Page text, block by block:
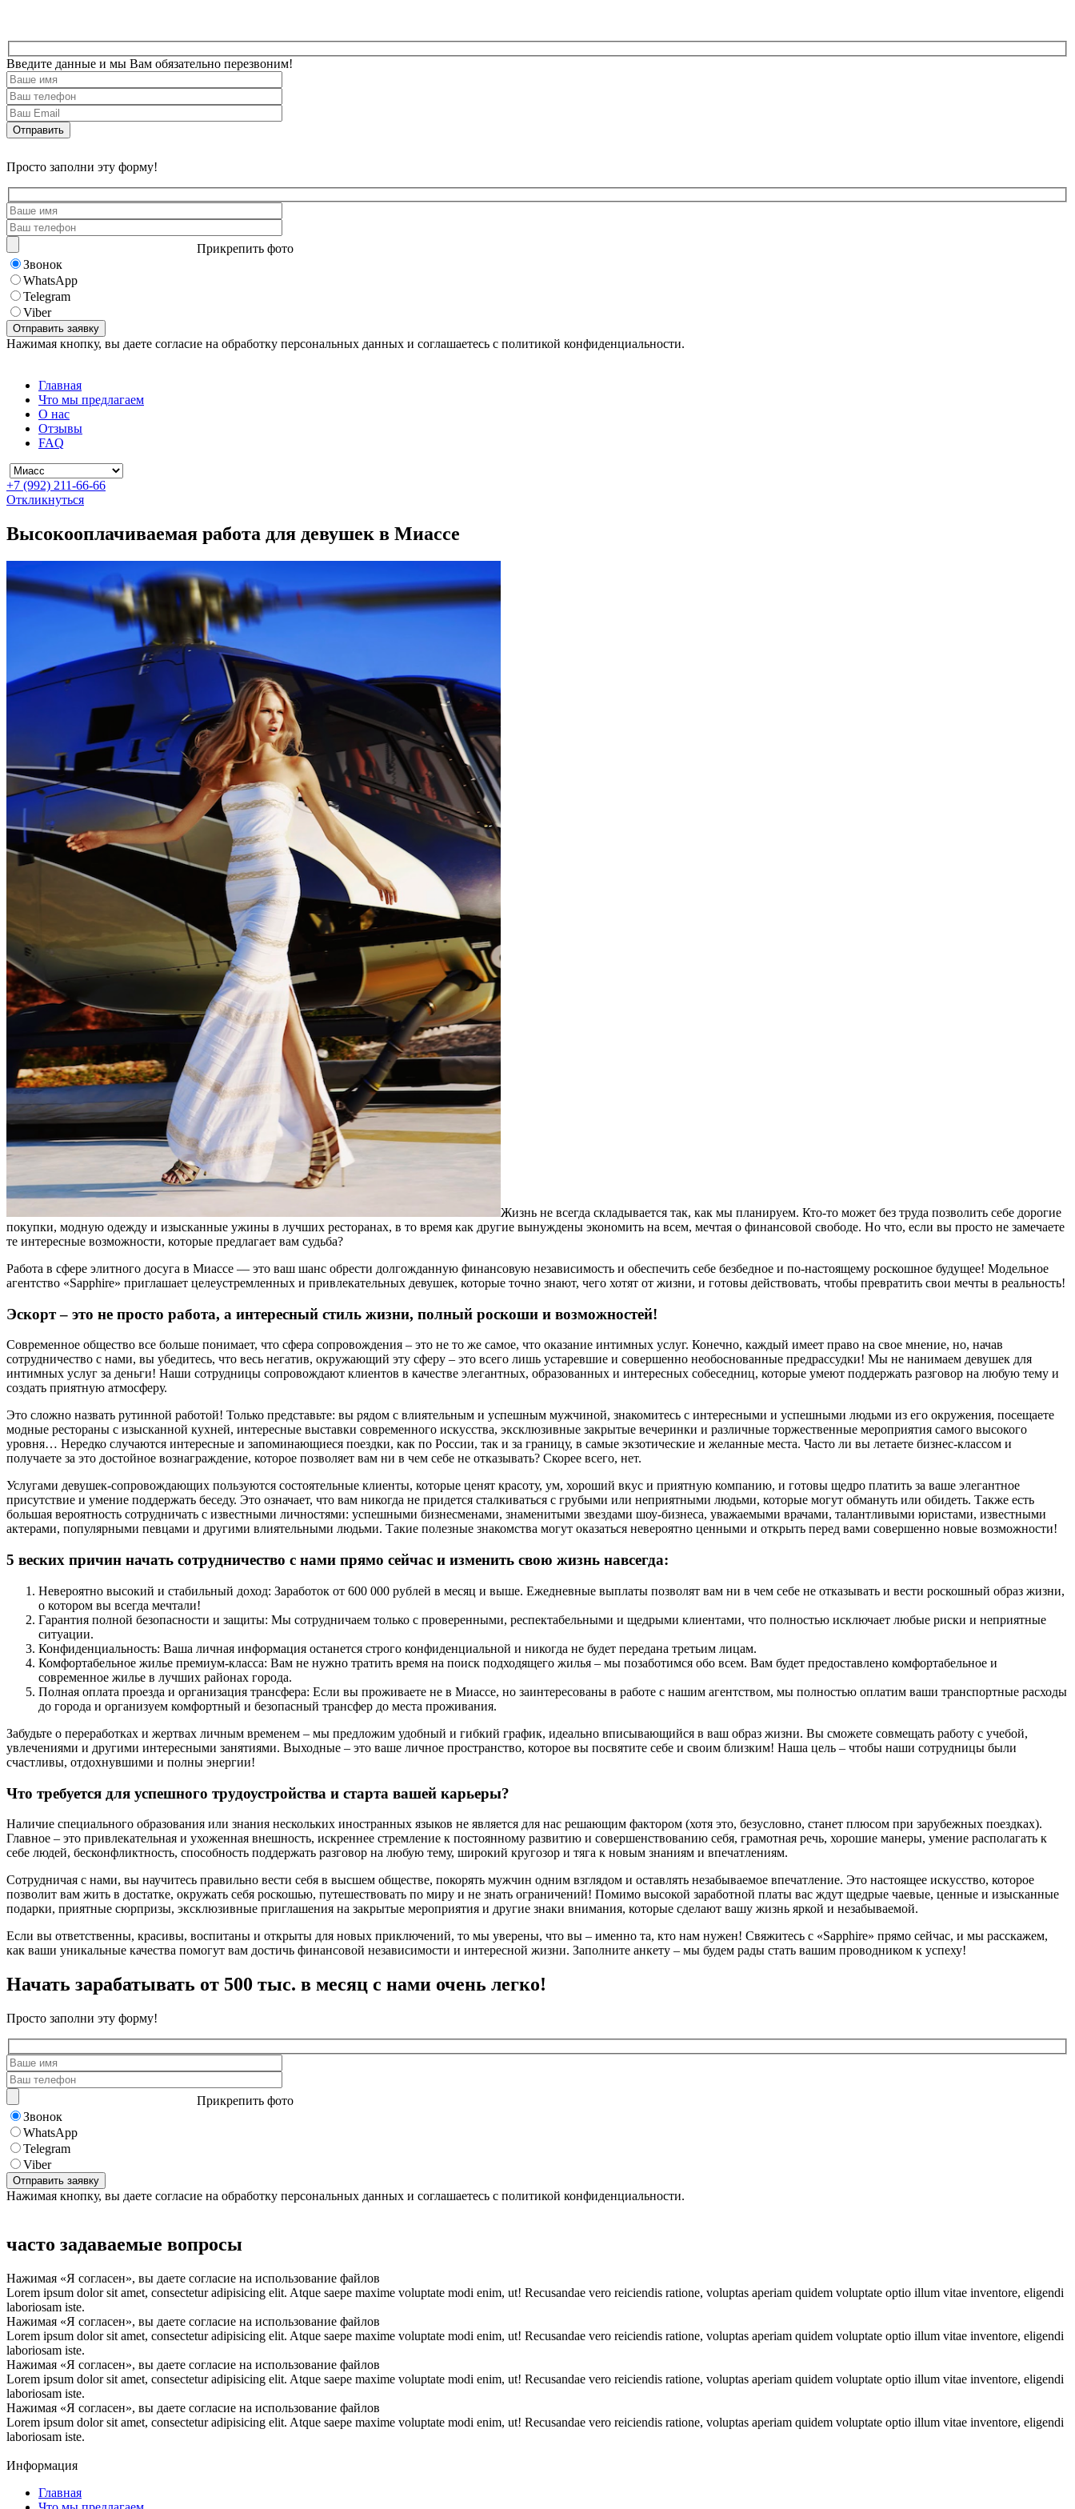
Введите данные и мы Вам обязательно перезвоним!
Просто заполни эту форму!
Прикрепить фото
Звонок
WhatsApp
Telegram
Viber
Нажимая кнопку, вы даете согласие на обработку персональных данных и соглашаетесь с политикой конфиденциальности.
Главная
Что мы предлагаем
О нас
Отзывы
FAQ
+7 (992) 211-66-66
Откликнуться
Высокооплачиваемая работа для девушек в Миассе
Жизнь не всегда складывается так, как мы планируем. Кто-то может без труда позволить себе дорогие
покупки, модную одежду и изысканные ужины в лучших ресторанах, в то время как другие вынуждены экономить на всем, мечтая о финансовой свободе. Но что, если вы просто не замечаете
те интересные возможности, которые предлагает вам судьба?
Работа в сфере элитного досуга в Миассе — это ваш шанс обрести долгожданную финансовую независимость и обеспечить себе безбедное и по-настоящему роскошное будущее! Модельное
агентство «Sapphire» приглашает целеустремленных и привлекательных девушек, которые точно знают, чего хотят от жизни, и готовы действовать, чтобы превратить свои мечты в реальность!
Эскорт – это не просто работа, а интересный стиль жизни, полный роскоши и возможностей!
Современное общество все больше понимает, что сфера сопровождения – это не то же самое, что оказание интимных услуг. Конечно, каждый имеет право на свое мнение, но, начав
сотрудничество с нами, вы убедитесь, что весь негатив, окружающий эту сферу – это всего лишь устаревшие и совершенно необоснованные предрассудки! Мы не нанимаем девушек для
интимных услуг за деньги! Наши сотрудницы сопровождают клиентов в качестве элегантных, образованных и интересных собеседниц, которые умеют поддержать разговор на любую тему и
создать приятную атмосферу.
Это сложно назвать рутинной работой! Только представьте: вы рядом с влиятельным и успешным мужчиной, знакомитесь с интересными и успешными людьми из его окружения, посещаете
модные рестораны с изысканной кухней, интересные выставки современного искусства, эксклюзивные закрытые вечеринки и различные торжественные мероприятия самого высокого
уровня… Нередко случаются интересные и запоминающиеся поездки, как по России, так и за границу, в самые экзотические и желанные места. Часто ли вы летаете бизнес-классом и
получаете за это достойное вознаграждение, которое позволяет вам ни в чем себе не отказывать? Скорее всего, нет.
Услугами девушек-сопровождающих пользуются состоятельные клиенты, которые ценят красоту, ум, хороший вкус и приятную компанию, и готовы щедро платить за ваше элегантное
присутствие и умение поддержать беседу. Это означает, что вам никогда не придется сталкиваться с грубыми или неприятными людьми, которые могут обмануть или обидеть. Также есть
большая вероятность сотрудничать с известными личностями: успешными бизнесменами, знаменитыми звездами шоу-бизнеса, уважаемыми врачами, талантливыми юристами, известными
актерами, популярными певцами и другими влиятельными людьми. Такие полезные знакомства могут оказаться невероятно ценными и открыть перед вами совершенно новые возможности!
5 веских причин начать сотрудничество с нами прямо сейчас и изменить свою жизнь навсегда:
Невероятно высокий и стабильный доход: Заработок от 600 000 рублей в месяц и выше. Ежедневные выплаты позволят вам ни в чем себе не отказывать и вести роскошный образ жизни,
о котором вы всегда мечтали!
Гарантия полной безопасности и защиты: Мы сотрудничаем только с проверенными, респектабельными и щедрыми клиентами, что полностью исключает любые риски и неприятные
ситуации.
Конфиденциальность: Ваша личная информация останется строго конфиденциальной и никогда не будет передана третьим лицам.
Комфортабельное жилье премиум-класса: Вам не нужно тратить время на поиск подходящего жилья – мы позаботимся обо всем. Вам будет предоставлено комфортабельное и
современное жилье в лучших районах города.
Полная оплата проезда и организация трансфера: Если вы проживаете не в Миассе, но заинтересованы в работе с нашим агентством, мы полностью оплатим ваши транспортные расходы
до города и организуем комфортный и безопасный трансфер до места проживания.
Забудьте о переработках и жертвах личным временем – мы предложим удобный и гибкий график, идеально вписывающийся в ваш образ жизни. Вы сможете совмещать работу с учебой,
увлечениями и другими интересными занятиями. Выходные – это ваше личное пространство, которое вы посвятите себе и своим близким! Наша цель – чтобы наши сотрудницы были
счастливы, отдохнувшими и полны энергии!
Что требуется для успешного трудоустройства и старта вашей карьеры?
Наличие специального образования или знания нескольких иностранных языков не является для нас решающим фактором (хотя это, безусловно, станет плюсом при зарубежных поездках).
Главное – это привлекательная и ухоженная внешность, искреннее стремление к постоянному развитию и совершенствованию себя, грамотная речь, хорошие манеры, умение располагать к
себе людей, бесконфликтность, способность поддержать разговор на любую тему, широкий кругозор и тяга к новым знаниям и впечатлениям.
Сотрудничая с нами, вы научитесь правильно вести себя в высшем обществе, покорять мужчин одним взглядом и оставлять незабываемое впечатление. Это настоящее искусство, которое
позволит вам жить в достатке, окружать себя роскошью, путешествовать по миру и не знать ограничений! Помимо высокой заработной платы вас ждут щедрые чаевые, ценные и изысканные
подарки, приятные сюрпризы, эксклюзивные приглашения на закрытые мероприятия и другие знаки внимания, которые сделают вашу жизнь яркой и незабываемой.
Если вы ответственны, красивы, воспитаны и открыты для новых приключений, то мы уверены, что вы – именно та, кто нам нужен! Свяжитесь с «Sapphire» прямо сейчас, и мы расскажем,
как ваши уникальные качества помогут вам достичь финансовой независимости и интересной жизни. Заполните анкету – мы будем рады стать вашим проводником к успеху!
Начать зарабатывать от 500 тыс. в месяц с нами очень легко!
Просто заполни эту форму!
Прикрепить фото
Звонок
WhatsApp
Telegram
Viber
Нажимая кнопку, вы даете согласие на обработку персональных данных и соглашаетесь с политикой конфиденциальности.
часто задаваемые вопросы
Нажимая «Я согласен», вы даете согласие на использование файлов
Lorem ipsum dolor sit amet, consectetur adipisicing elit. Atque saepe maxime voluptate modi enim, ut! Recusandae vero reiciendis ratione, voluptas aperiam quidem voluptate optio illum vitae inventore, eligendi
laboriosam iste.
Нажимая «Я согласен», вы даете согласие на использование файлов
Lorem ipsum dolor sit amet, consectetur adipisicing elit. Atque saepe maxime voluptate modi enim, ut! Recusandae vero reiciendis ratione, voluptas aperiam quidem voluptate optio illum vitae inventore, eligendi
laboriosam iste.
Нажимая «Я согласен», вы даете согласие на использование файлов
Lorem ipsum dolor sit amet, consectetur adipisicing elit. Atque saepe maxime voluptate modi enim, ut! Recusandae vero reiciendis ratione, voluptas aperiam quidem voluptate optio illum vitae inventore, eligendi
laboriosam iste.
Нажимая «Я согласен», вы даете согласие на использование файлов
Lorem ipsum dolor sit amet, consectetur adipisicing elit. Atque saepe maxime voluptate modi enim, ut! Recusandae vero reiciendis ratione, voluptas aperiam quidem voluptate optio illum vitae inventore, eligendi
laboriosam iste.
Информация
Главная